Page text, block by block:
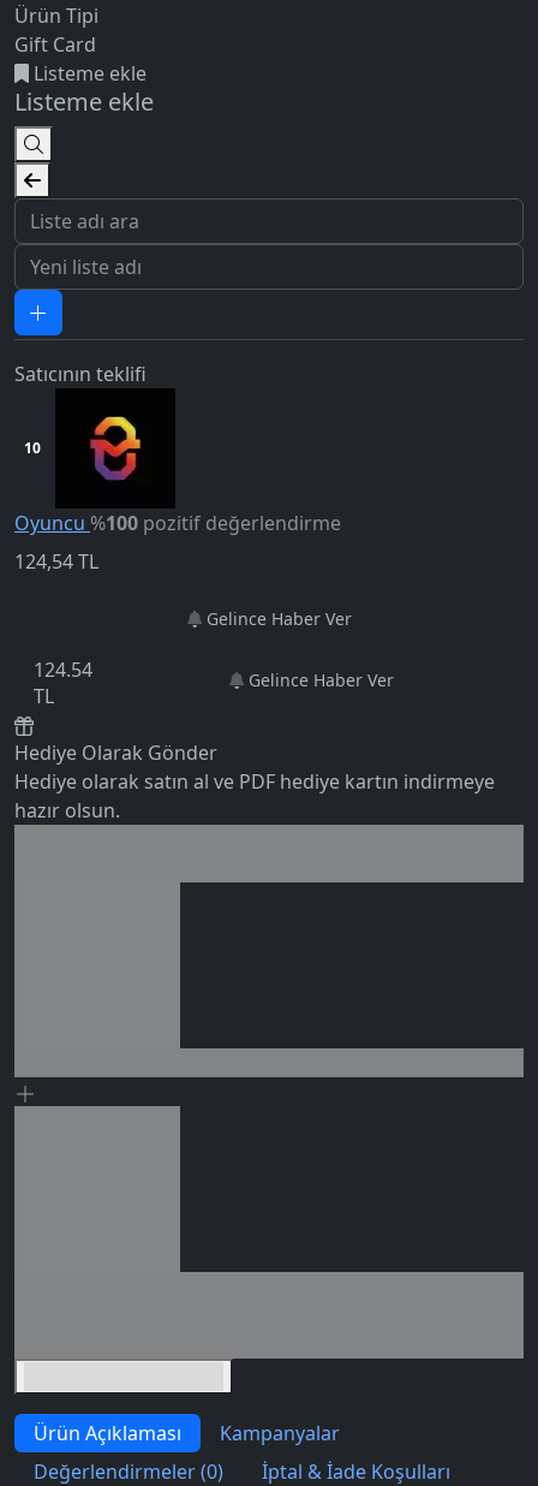
Ürün Tipi
Gift Card
Listeme ekle
Listeme ekle
Satıcının teklifi
10
Oyuncu %100 pozitif değerlendirme
124,54TL
Gelince Haber Ver
124.54
TL
Gelince Haber Ver
Hediye Olarak Gönder
Hediye olarak satın al ve PDF hediye kartın indirmeye
hazır olsun.
Ürün Açıklaması
Kampanyalar
Değerlendirmeler (0)
İptal & İade Koşulları